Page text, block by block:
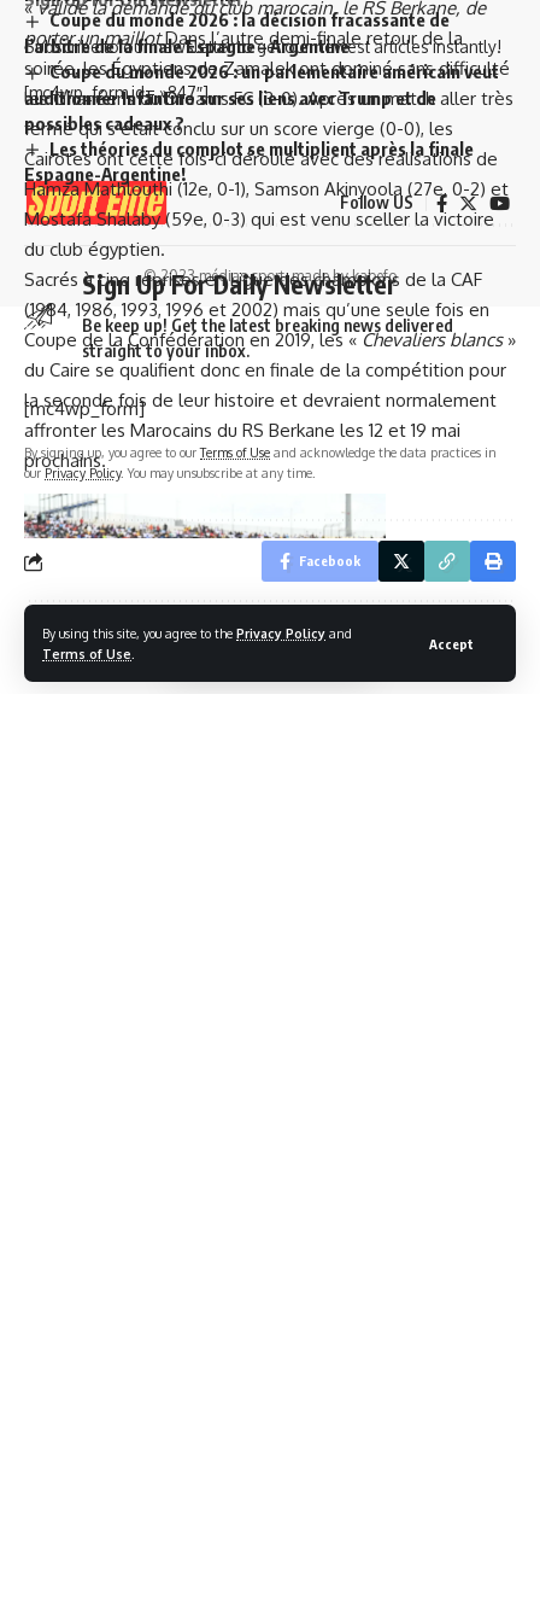
By using this site, you agree to the Privacy Policy and
Terms of Use
Accept
Coupe du monde 2026 : la décision fracassante de
l’arbitre de la finale Espagne – Argentine
Coupe du monde 2026 : un parlementaire américain veut
auditionner Infantino sur ses liens avec Trump et de
possibles cadeaux ?
Les théories du complot se multiplient après la finale
Espagne-Argentine!
Sign Up For Daily Newsletter
Be keep up! Get the latest breaking news delivered
straight to your inbox.
[mc4wp_form]
By signing up, you agree to ourTerms of Use and acknowledge the data practices in
our Privacy Policy. You may unsubscribe at any time.
Facebook
Leave a comment
«validé la demande du club marocain, le RS Berkane, de
porter un maillotDans l’autre demi-finale retour de la
soirée, les Égyptiens de Zamalek ont dominé sans difficulté
les Ghanéens du Dreams FC (3-0). Après un match aller très
fermé qui s’était conclu sur un score vierge (0-0), les
Cairotes ont cette fois-ci déroulé avec des réalisations de
Hamza Mathlouthi (12e, 0-1), Samson Akinyoola (27e, 0-2) et
Mostafa Shalaby (59e, 0-3) qui est venu sceller la victoire
du club égyptien.
Sacrés à cinq reprises en Ligue des champions de la CAF
(1984, 1986, 1993, 1996 et 2002) mais qu’une seule fois en
Coupe de la Confédération en 2019, les «Chevaliers blancs»
du Caire se qualifient donc en finale de la compétition pour
la seconde fois de leur histoire et devraient normalement
affronter les Marocains du RS Berkane les 12 et 19 mai
prochains.
Subscribe to our newsletter to get our newest articles instantly!
[mc4wp_form id= »847″]
Follow US
© 2023 médias sport. made by kabefo